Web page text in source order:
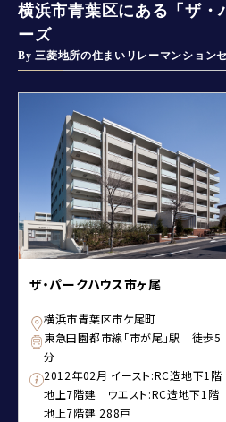
横浜市青葉区にある「ザ・
ーズ
By 三菱地所の住まいリレーマンション
ザ・パークハウス市ヶ尾
横浜市青葉区市ケ尾町
東急田園都市線「市が尾」駅 徒歩5
分
2012年02月 イースト:RC造地下1階
地上7階建 ウエスト:RC造地下1階
地上7階建 288戸